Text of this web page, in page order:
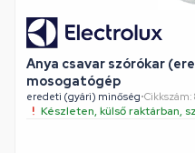
Anya csavar szórókar
mosogatógép
eredeti (gyári) minőség•Cikkszám:
Készleten, külső raktárban,